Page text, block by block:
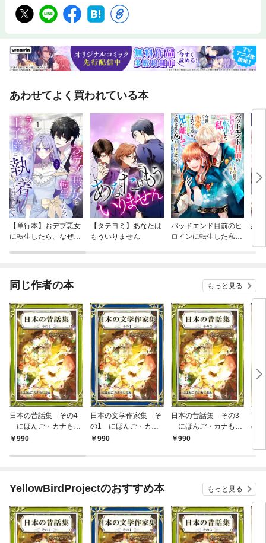
あわせてよく買われている本
【単行本】おデブ悪女
に転生したら、なぜか
【タテヨミ】あなたは
もういりません
バッドエンド目前のヒ
ロインに転生した私、
結
同じ作者の本 もっと見る
日本の昔話集 その4
にほんご・カナもじ
ぶん990
日本の文学作家集 そ
の1 にほんご・カナ
もじぶん
990
日本の昔話集 その3
にほんご・カナもじ
ぶん990
世
の2
YellowBirdProjectのおすすめ本 もっと見る